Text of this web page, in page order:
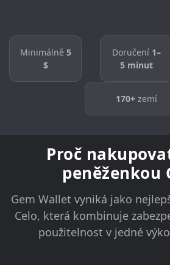
Minimálně 5
$
Doručení 1–
5 minut
170+ zemí
Proč
peněženkou
Gem Wallet vyniká jako
Celo, která kombinuje
použitelnost v jedné